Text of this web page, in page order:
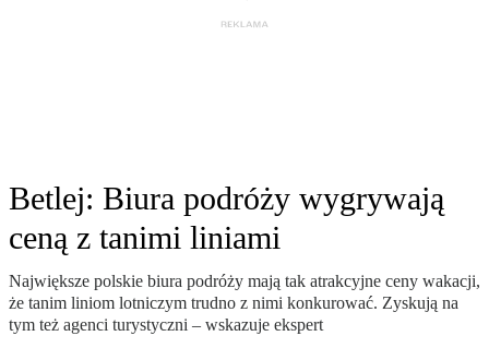
Betlej: Biura podróży wygrywają
ceną z tanimi liniami
Największe polskie biura podróży mają tak atrakcyjne ceny wakacji,
że tanim liniom lotniczym trudno z nimi konkurować. Zyskują na
tym też agenci turystyczni – wskazuje ekspert